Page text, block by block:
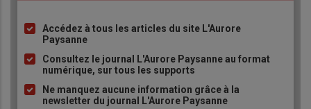
Liste
puce
Accédez à tous les articles du site L'Aurore
Paysanne
Consultez le journal L'Aurore Paysanne au format
numérique, sur tous les supports
Ne manquez aucune information grâce à la
newsletter du journal L'Aurore Paysanne